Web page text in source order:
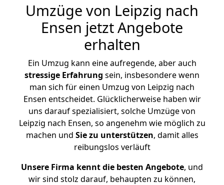
Umzüge von Leipzig nach
Ensen jetzt Angebote
erhalten
Ein Umzug kann eine aufregende, aber auch
stressige Erfahrung sein, insbesondere wenn
man sich für einen Umzug von Leipzig nach
Ensen entscheidet. Glücklicherweise haben wir
uns darauf spezialisiert, solche Umzüge von
Leipzig nach Ensen, so angenehm wie möglich zu
machen und Sie zu unterstützen, damit alles
reibungslos verläuft
Unsere Firma kennt die besten Angebote, und
wir sind stolz darauf, behaupten zu können,